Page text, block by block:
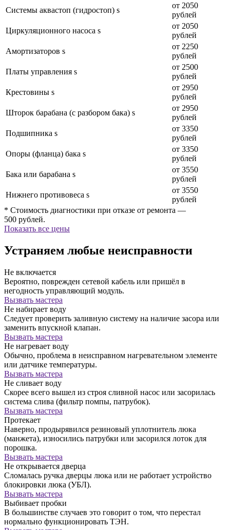
Системы аквастоп (гидростоп) s
от 2050
рублей
Циркуляционного насоса s
от 2050
рублей
Амортизаторов s
от 2250
рублей
Платы управления s
от 2500
рублей
Крестовины s
от 2950
рублей
Шторок барабана (с разбором бака) s
от 2950
рублей
Подшипника s
от 3350
рублей
Опоры (фланца) бака s
от 3350
рублей
Бака или барабана s
от 3550
рублей
Нижнего противовеса s
от 3550
рублей
* Стоимость диагностики при отказе от ремонта —
500 рублей.
Показать все цены
Устраняем любые неисправности
Не включается
Вероятно, поврежден сетевой кабель или пришёл в
негодность управляющий модуль.
Вызвать мастера
Не набирает воду
Следует проверить заливную систему на наличие засора или
заменить впускной клапан.
Вызвать мастера
Не нагревает воду
Обычно, проблема в неисправном нагревательном элементе
или датчике температуры.
Вызвать мастера
Не сливает воду
Скорее всего вышел из строя сливной насос или засорилась
система слива (фильтр помпы, патрубок).
Вызвать мастера
Протекает
Наверно, продырявился резиновый уплотнитель люка
(манжета), износились патрубки или засорился лоток для
порошка.
Вызвать мастера
Не открывается дверца
Сломалась ручка дверцы люка или не работает устройство
блокировки люка (УБЛ).
Вызвать мастера
Выбивает пробки
В большинстве случаев это говорит о том, что перестал
нормально функционировать ТЭН.